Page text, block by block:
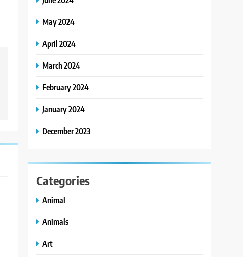
May 2024
April 2024
March 2024
February 2024
January 2024
December 2023
Categories
Animal
Animals
Art